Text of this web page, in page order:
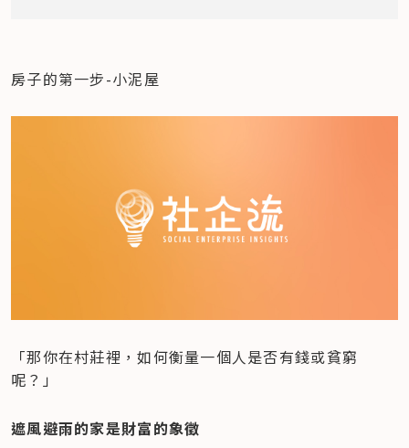
房子的第一步-小泥屋
「那你在村莊裡，如何衡量一個人是否有錢或貧窮
呢？」
遮風避雨的家是財富的象徵